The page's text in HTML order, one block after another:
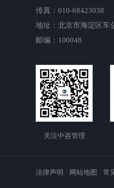
传真：010-68423038
地址：北京市海淀区车
邮编：100048
关注中咨管理
法律声明 网站地图 常